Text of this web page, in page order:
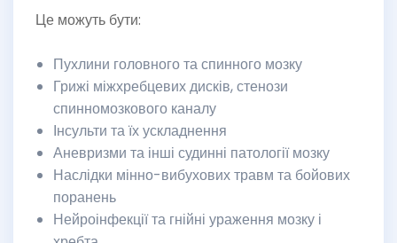
Це можуть бути:
Пухлини головного та спинного мозку
Грижі міжхребцевих дисків, стенози
спинномозкового каналу
Інсульти та їх ускладнення
Аневризми та інші судинні патології мозку
Наслідки мінно-вибухових травм та бойових
поранень
Нейроінфекції та гнійні ураження мозку і